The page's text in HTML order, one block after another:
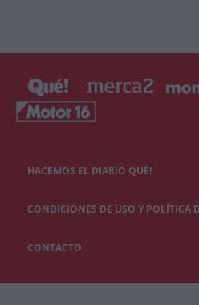
HACEMOS EL DIARIO QUÉ!
CONDICIONES DE USO Y POLÍTICA
CONTACTO